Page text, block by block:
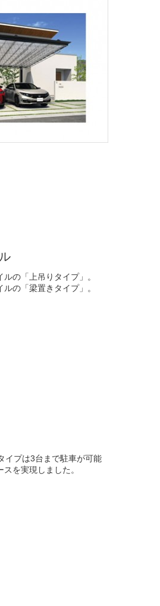
の「上吊りタイプ」。
の「梁置きタイプ」。
イプは3台まで駐車が可能
を実現しました。